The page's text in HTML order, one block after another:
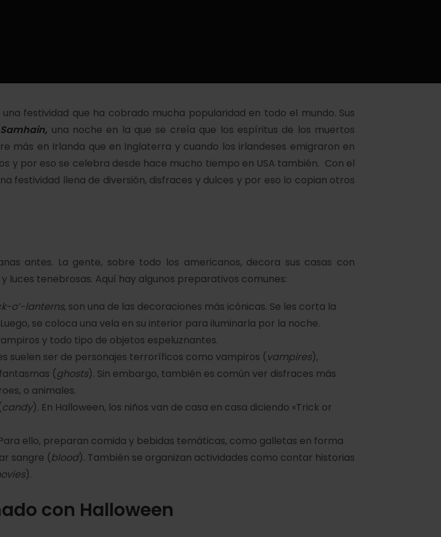
festividad que ha cobrado mucha popularidad en todo el mundo. Sus
Samhain, una noche en la que se creía que los espíritus de los muertos
más en Irlanda que en Inglaterra y cuando los irlandeses emigraron en
y por eso se celebra desde hace mucho tiempo en USA también. Con el
festividad llena de diversión, disfraces y dulces y por eso lo copian otros
antes. La gente, sobre todo los americanos, decora sus casas con
tenebrosas. Aquí hay algunos preparativos comunes:
o’-lanterns, son una de las decoraciones más icónicas. Se les corta la
se coloca una vela en su interior para iluminarla por la noche.
y todo tipo de objetos espeluznantes.
suelen ser de personajes terroríficos como vampiros (vampires),
(ghosts). Sin embargo, también es común ver disfraces más
o animales.
candy). En Halloween, los niños van de casa en casa diciendo «Trick or
ello, preparan comida y bebidas temáticas, como galletas en forma
sangre (blood). También se organizan actividades como contar historias
).
con Halloween